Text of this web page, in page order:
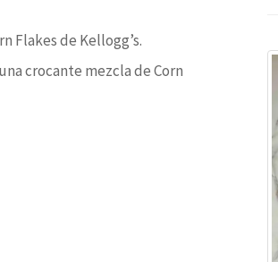
Flakes de Kellogg’s.
crocante mezcla de Corn